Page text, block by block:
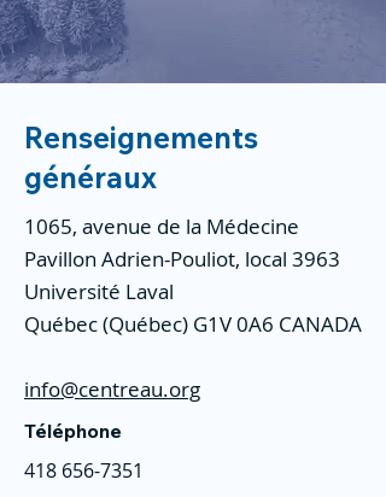
Renseignements
généraux
1065, avenue de la Médecine
Pavillon Adrien-Pouliot, local 3963
Université Laval
Québec (Québec) G1V 0A6 CANADA
info@centreau.org
Téléphone
418 656-7351